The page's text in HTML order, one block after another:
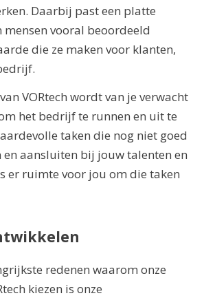
Daarbij past een platte
vooral beoordeeld
die ze maken voor klanten,
VORtech wordt van je verwacht
het bedrijf te runnen en uit te
taken die nog niet goed
aansluiten bij jouw talenten en
er ruimte voor jou om die taken
redenen waarom onze
kiezen is onze